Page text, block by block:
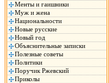
Менты и гаишники
Муж и жена
Национальности
Новые русские
Новый год
Объяснительные записки
Полезные советы
Политики
Поручик Ржевский
Приколы